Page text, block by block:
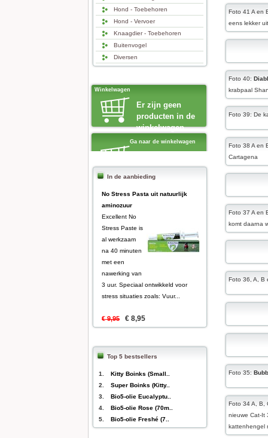
Hond - Toebehoren
Hond - Vervoer
Knaagdier - Toebehoren
Buitenvogel
Diversen
Winkelwagen
Er zijn geen
producten in de
winkelwagen
Ga naar de winkelwagen
In de aanbieding
No Stress Pasta uit natuurlijk
aminozuur
Excellent No
Stress Paste is
al werkzaam
na 40 minuten
met een
nawerking van
3 uur. Speciaal ontwikkeld voor
stress situaties zoals: Vuur...
€ 9,95 € 8,95
Top 5 bestsellers
1.
Kitty Boinks (Small..
2.
Super Boinks (Kitty..
3.
Bio5-olie Eucalyptu..
4.
Bio5-olie Rose (70m..
5.
Bio5-olie Freshé (7..
Foto 41 A en
eens lekker
Foto 40:
krabpaal
Foto 39: De
Foto 38 A en
Cartagena
Foto 37 A en
komt daarna
Foto 36, A, B
Foto 35:
Foto 34 A, B,
nieuwe Cat-It
kattenhengel